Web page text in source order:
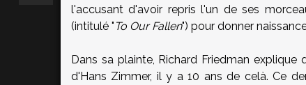
l'accusant d'avoir repris l'un de ses
(intitulé " To Our Fallen") pour donner
Dans sa plainte, Richard Friedman
d'Hans Zimmer, il y a 10 ans de celà. Ce